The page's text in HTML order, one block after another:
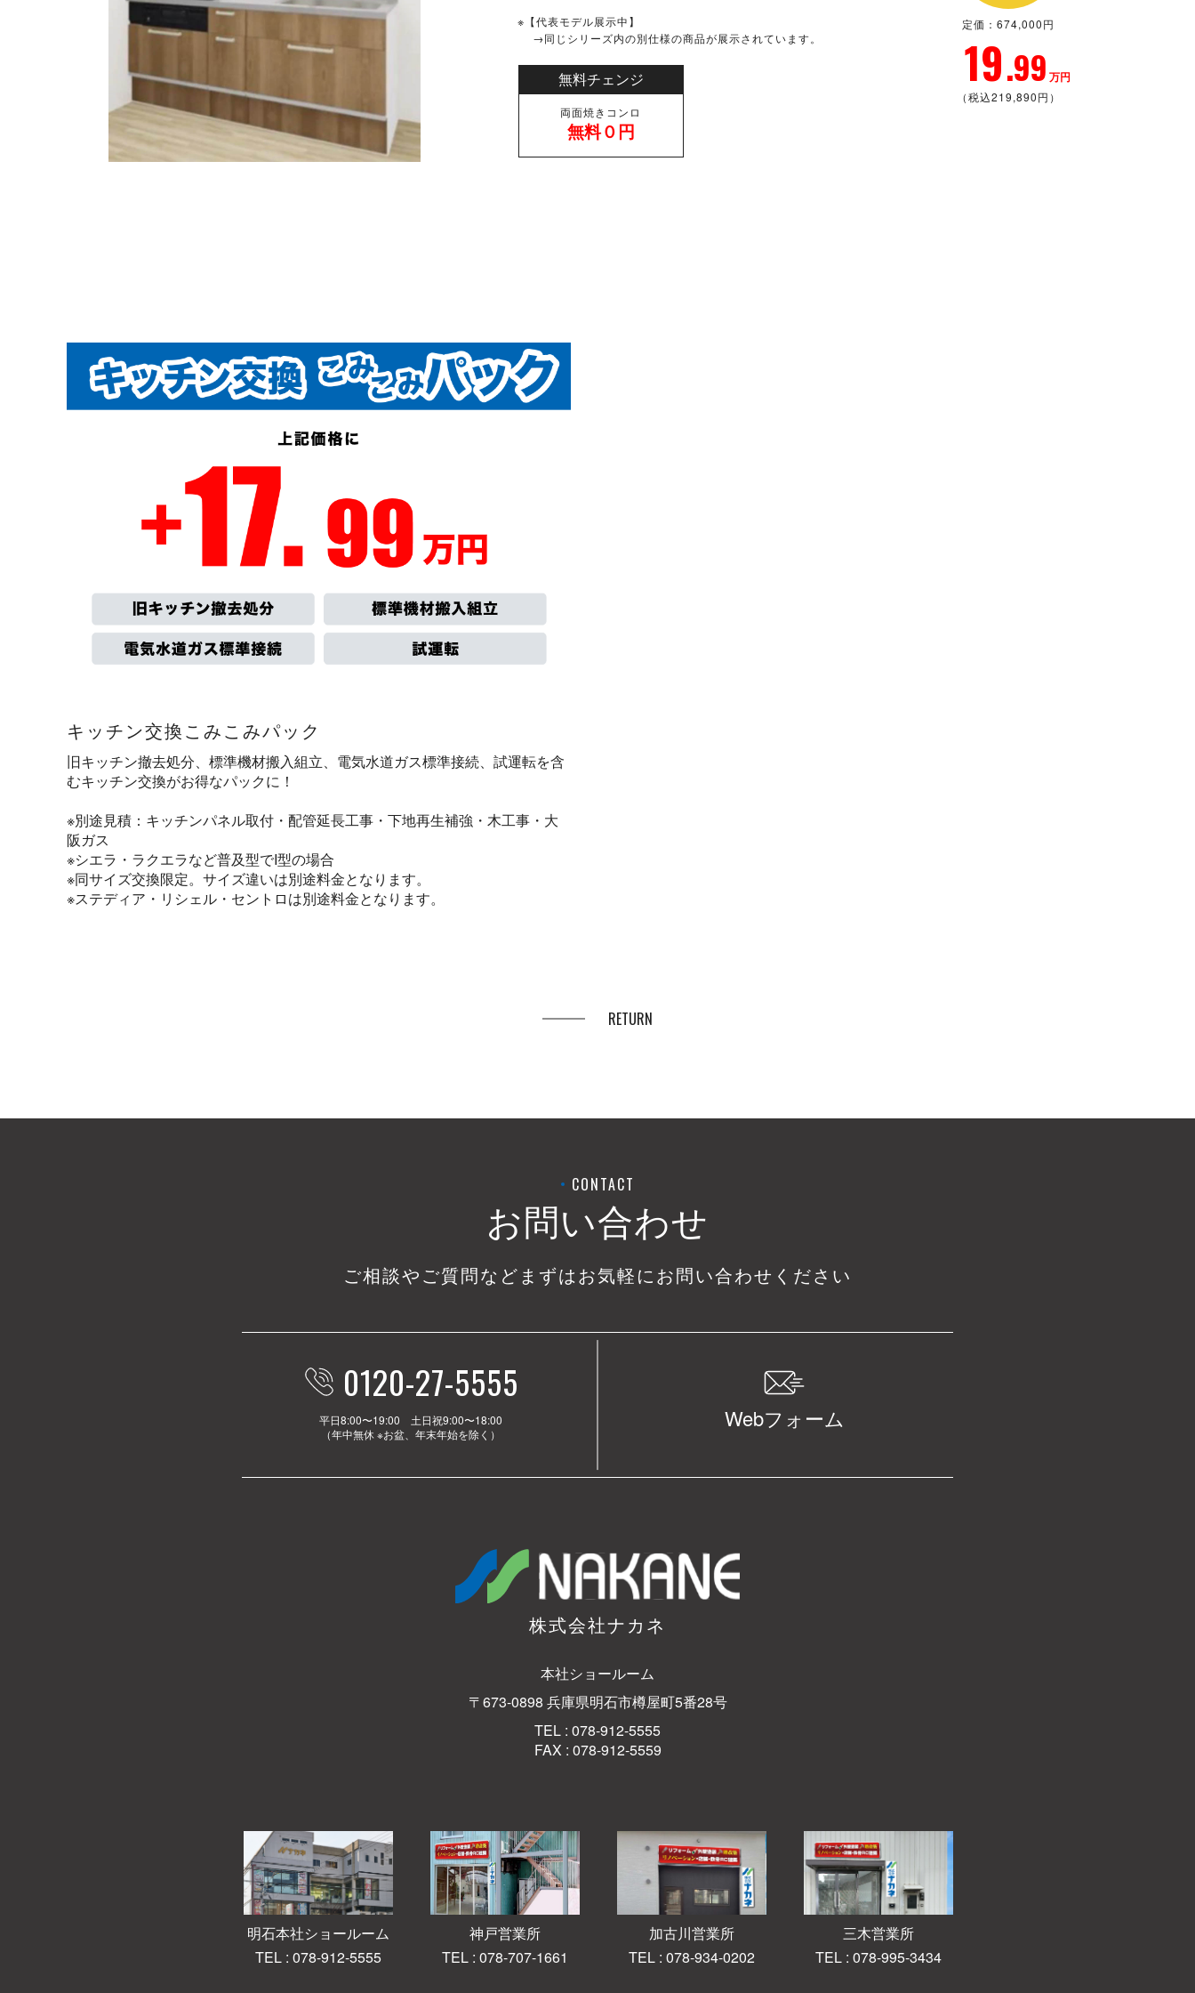
※【代表モデル展示中】
→同じシリーズ内の別仕様の商品が展示されています。
無料チェンジ
両面焼きコンロ
無料０円
定価：674,000円
19.99 万円
（税込219,890円）
キッチン交換こみこみパック
旧キッチン撤去処分、標準機材搬入組立、電気水道ガス標準接続、試運転を含
むキッチン交換がお得なパックに！
※別途見積：キッチンパネル取付・配管延長工事・下地再生補強・木工事・大
阪ガス
※シエラ・ラクエラなど普及型でI型の場合
※同サイズ交換限定。サイズ違いは別途料金となります。
※ステディア・リシェル・セントロは別途料金となります。
RETURN
CONTACT
お問い合わせ
ご相談やご質問など まずはお気軽にお問い合わせください
0120-27-5555
平日8:00〜19:00 土日祝9:00〜18:00
（年中無休 ※お盆、年末年始を除く）
Webフォーム
株式会社ナカネ
本社ショールーム
〒673-0898 兵庫県明石市樽屋町5番28号
TEL : 078-912-5555
FAX : 078-912-5559
明石本社ショールーム
TEL : 078-912-5555
神戸営業所
TEL : 078-707-1661
加古川営業所
TEL : 078-934-0202
三木営業所
TEL : 078-995-3434